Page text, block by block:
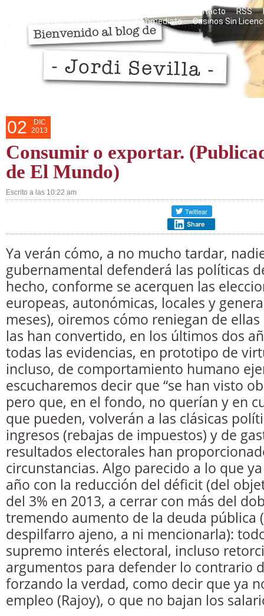
Contacto RSS
Casino Non Aams Con Prelievo Immediato
Casinos Sin
02
DIC
2013
Consumir o exportar.
de El Mundo)
Escrito a las 10:22 am
Share
Ya verán cómo, a no mucho tardar,
gubernamental defenderá las políticas
hecho, conforme se acerquen las
europeas, autonómicas, locales y
meses), oiremos cómo reniegan de
las han convertido, en los últimos dos
todas las evidencias, en prototipo de
incluso, de comportamiento humano
escucharemos decir que “se han visto
pero que, en el fondo, no querían y en
que pueden, volverán a las clásicas
ingresos (rebajas de impuestos) y de
resultados electorales han
circunstancias. Algo parecido a lo que
año con la reducción del déficit (del
del 3% en 2013, a cerrar con más del
tremendo aumento de la deuda pública
despilfarro ajeno, a ni mencionarla):
supremo interés electoral, incluso
argumentos para defender lo contrario
forzando la verdad, como decir que ya
empleo (Rajoy), o que no bajan los